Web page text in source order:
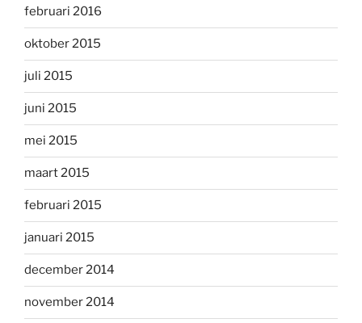
februari 2016
oktober 2015
juli 2015
juni 2015
mei 2015
maart 2015
februari 2015
januari 2015
december 2014
november 2014